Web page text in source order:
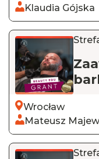
Klaudia Gójska
Wrocław
Mateusz